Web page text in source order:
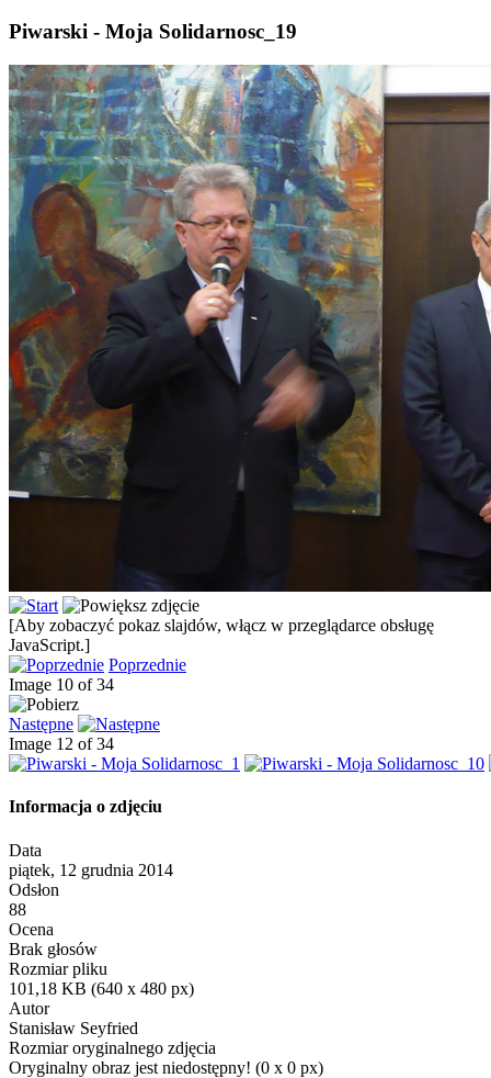
Piwarski - Moja Solidarnosc_19
[Aby zobaczyć pokaz slajdów, włącz w przeglądarce obsługę
JavaScript.]
Poprzednie
Image 10 of 34
Następne
Image 12 of 34
Informacja o zdjęciu
Data
piątek, 12 grudnia 2014
Odsłon
88
Ocena
Brak głosów
Rozmiar pliku
101,18 KB (640 x 480 px)
Autor
Stanisław Seyfried
Rozmiar oryginalnego zdjęcia
Oryginalny obraz jest niedostępny! (0 x 0 px)